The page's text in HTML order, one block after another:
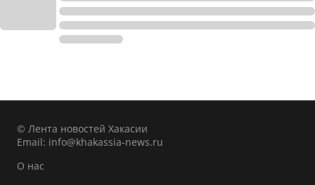
© Лента новостей Хакасии
Email: info@khakassia-news.ru
О нас